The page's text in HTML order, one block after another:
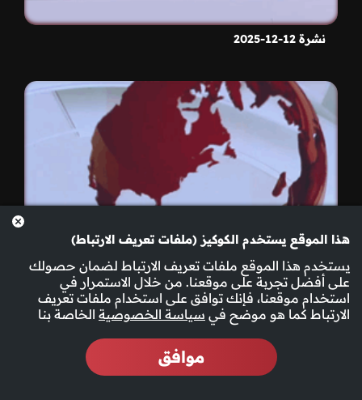
نشرة 12-12-2025
هذا الموقع يستخدم الكوكيز (ملفات تعريف الارتباط)
يستخدم هذا الموقع ملفات تعريف الارتباط لضمان حصولك
على أفضل تجربة على موقعنا. من خلال الاستمرار في
استخدام موقعنا، فإنك توافق على استخدام ملفات تعريف
الارتباط كما هو موضح في سياسة الخصوصية الخاصة بنا
موافق